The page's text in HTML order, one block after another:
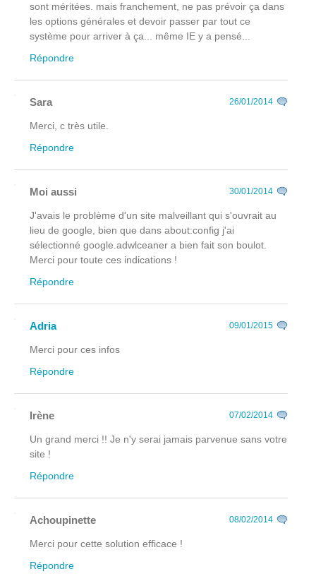
sont méritées. mais franchement, ne pas prévoir ça dans
les options générales et devoir passer par tout ce
système pour arriver à ça... même IE y a pensé...
Répondre
Sara 26/01/2014
Merci, c très utile.
Répondre
Moi aussi 30/01/2014
J'avais le problème d'un site malveillant qui s'ouvrait au
lieu de google, bien que dans about:config j'ai
sélectionné google.adwlceaner a bien fait son boulot.
Merci pour toute ces indications !
Répondre
Adria 09/01/2015
Merci pour ces infos
Répondre
Irène 07/02/2014
Un grand merci !! Je n'y serai jamais parvenue sans votre
site !
Répondre
Achoupinette 08/02/2014
Merci pour cette solution efficace !
Répondre